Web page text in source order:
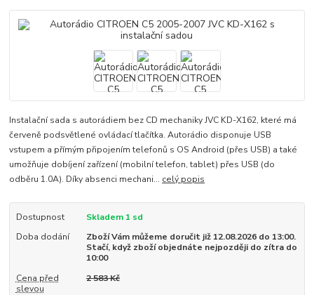
Instalační sada s autorádiem bez CD mechaniky JVC KD-X162, které má
červeně podsvětlené ovládací tlačítka. Autorádio disponuje USB
vstupem a přímým připojením telefonů s OS Android (přes USB) a také
umožňuje dobíjení zařízení (mobilní telefon, tablet) přes USB (do
odběru 1.0A). Díky absenci mechani... celý popis
Dostupnost
Skladem 1 sd
Doba dodání
Zboží Vám můžeme doručit již 12.08.2026 do 13:00.
Stačí, když zboží objednáte nejpozději do zítra do
10:00
Cena před
slevou
2 583 Kč